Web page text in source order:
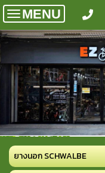
Toggle
navigation
MENU
ยางนอก SCHWALBE